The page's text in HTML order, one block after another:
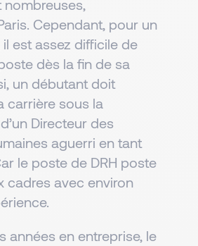
nombreuses,
Cependant, pour un
est assez difficile de
dès la fin de sa
un débutant doit
carrière sous la
Directeur des
aguerri en tant
le poste de DRH poste
cadres avec environ
années en entreprise, le